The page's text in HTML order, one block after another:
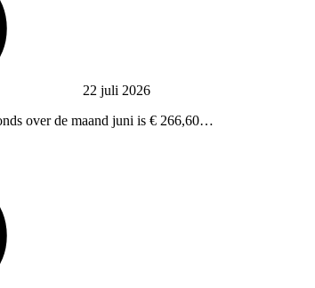
22 juli 2026
over de maand juni is € 266,60…